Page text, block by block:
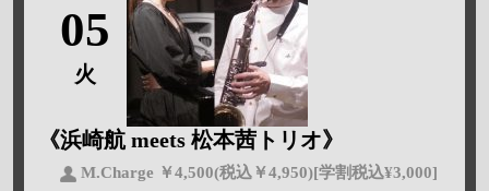
05
火
《浜崎航 meets 松本茜トリオ》
M.Charge ￥4,500(税込￥4,950)[学割税込¥3,000]